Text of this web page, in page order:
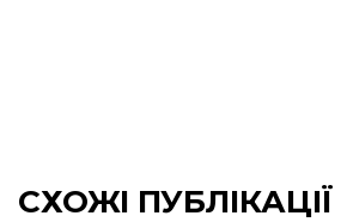
СХОЖІ ПУБЛІКАЦІЇ